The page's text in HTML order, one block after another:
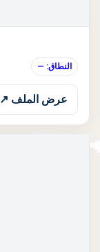
النطاق: —
عرض الملف ↗